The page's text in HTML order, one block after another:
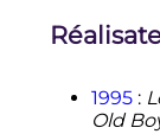
1995 :
Old